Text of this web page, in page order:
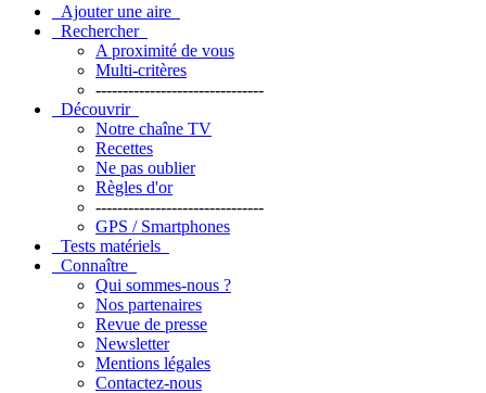
Ajouter une aire
Rechercher
A proximité de vous
Multi-critères
-------------------------------
Découvrir
Notre chaîne TV
Recettes
Ne pas oublier
Règles d'or
-------------------------------
GPS / Smartphones
Tests matériels
Connaître
Qui sommes-nous ?
Nos partenaires
Revue de presse
Newsletter
Mentions légales
Contactez-nous